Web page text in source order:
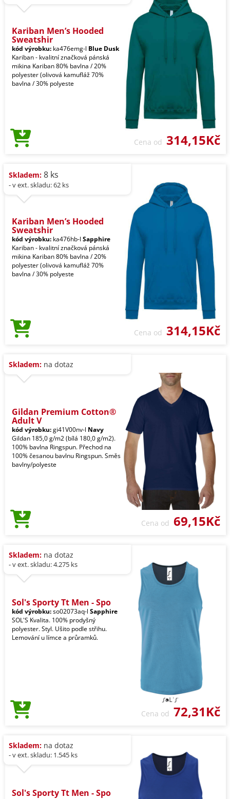
Kariban Men’s Hooded
Sweatshir
kód výrobku: ka476emg-l Blue Dusk
Kariban - kvalitní značková pánská
mikina Kariban 80% bavlna / 20%
polyester (olivová kamufláž 70%
bavlna / 30% polyeste
Cena od 314,15Kč
Skladem: 8 ks
- v ext. skladu: 62 ks
Kariban Men’s Hooded
Sweatshir
kód výrobku: ka476hb-l Sapphire
Kariban - kvalitní značková pánská
mikina Kariban 80% bavlna / 20%
polyester (olivová kamufláž 70%
bavlna / 30% polyeste
Cena od 314,15Kč
Skladem: na dotaz
Gildan Premium Cotton®
Adult V
kód výrobku:gi41V00nv-l Navy
Gildan 185,0 g/m2 (bílá 180,0 g/m2).
100% bavlna Ringspun. Přechod na
100% česanou bavlnu Ringspun. Směs
bavlny/polyeste
Cena od 69,15Kč
Skladem: na dotaz
- v ext. skladu: 4.275 ks
Sol's Sporty Tt Men - Spo
kód výrobku:so02073aq-l Sapphire
SOL'S Kvalita. 100% prodyšný
polyester. Styl. Ušito podle střihu.
Lemování u límce a průramků.
Cena od 72,31Kč
Skladem: na dotaz
- v ext. skladu: 1.545 ks
Sol's Sporty Tt Men - Spo